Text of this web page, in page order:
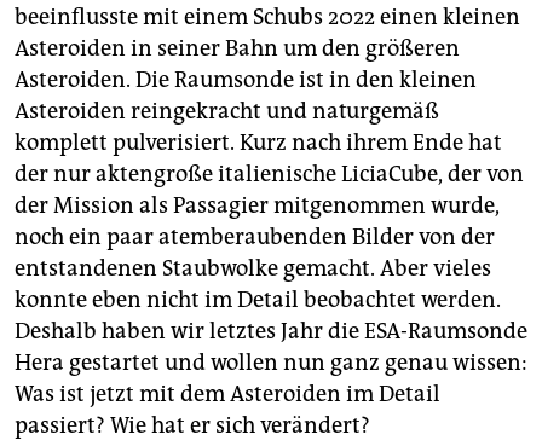
beeinflusste mit einem Schubs 2022 einen kleinen
Asteroiden in seiner Bahn um den größeren
Asteroiden. Die Raumsonde ist in den kleinen
Asteroiden reingekracht und naturgemäß
komplett pulverisiert. Kurz nach ihrem Ende hat
der nur aktengroße italienische LiciaCube, der von
der Mission als Passagier mitgenommen wurde,
noch ein paar atemberaubenden Bilder von der
entstandenen Staubwolke gemacht. Aber vieles
konnte eben nicht im Detail beobachtet werden.
Deshalb haben wir letztes Jahr die ESA-Raumsonde
Hera gestartet und wollen nun ganz genau wissen:
Was ist jetzt mit dem Asteroiden im Detail
passiert? Wie hat er sich verändert?